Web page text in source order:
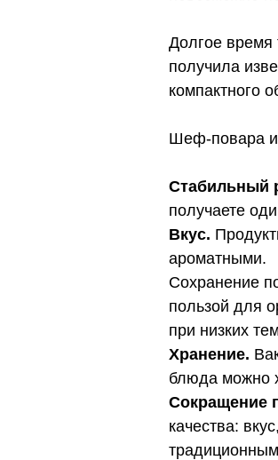
Долгое время
получила
компактного
Шеф-повара и
Стабильный
получаете
Вкус.
ароматными.
Сохранение
пользой для
при низких
Хранение.
блюда можно
Сокращение
качества: